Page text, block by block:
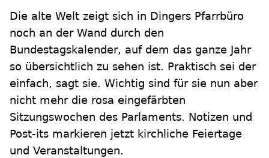
Die alte Welt zeigt sich in Dingers Pfarrbüro
noch an der Wand durch den
Bundestagskalender, auf dem das ganze Jahr
so übersichtlich zu sehen ist. Praktisch sei der
einfach, sagt sie. Wichtig sind für sie nun aber
nicht mehr die rosa eingefärbten
Sitzungswochen des Parlaments. Notizen und
Post-its markieren jetzt kirchliche Feiertage
und Veranstaltungen.